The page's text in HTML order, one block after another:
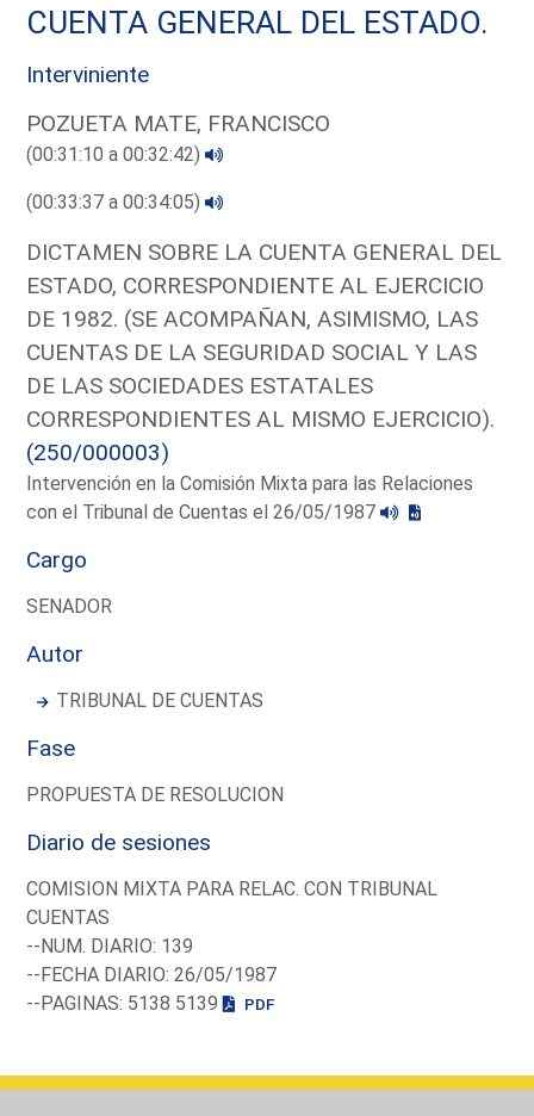
CUENTA GENERAL DEL ESTADO.
Interviniente
POZUETA MATE, FRANCISCO
(00:31:10 a 00:32:42)
(00:33:37 a 00:34:05)
DICTAMEN SOBRE LA CUENTA GENERAL DEL
ESTADO, CORRESPONDIENTE AL EJERCICIO
DE 1982. (SE ACOMPAÑAN, ASIMISMO, LAS
CUENTAS DE LA SEGURIDAD SOCIAL Y LAS
DE LAS SOCIEDADES ESTATALES
CORRESPONDIENTES AL MISMO EJERCICIO).
(250/000003)
Intervención en la Comisión Mixta para las Relaciones
con el Tribunal de Cuentas el 26/05/1987
Cargo
SENADOR
Autor
TRIBUNAL DE CUENTAS
Fase
PROPUESTA DE RESOLUCION
Diario de sesiones
COMISION MIXTA PARA RELAC. CON TRIBUNAL
CUENTAS
--NUM. DIARIO: 139
--FECHA DIARIO: 26/05/1987
--PAGINAS: 5138 5139
PDF